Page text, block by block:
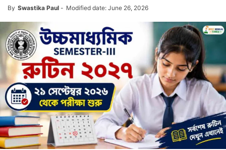
By Swastika Paul - Modified date: June 26, 2026